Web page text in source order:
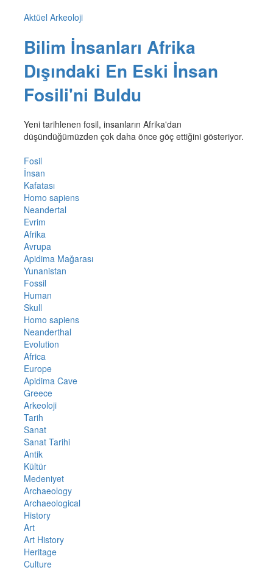
Aktüel Arkeoloji
Bilim İnsanları Afrika
Dışındaki En Eski İnsan
Fosili'ni Buldu
Yeni tarihlenen fosil, insanların Afrika'dan
düşündüğümüzden çok daha önce göç ettiğini gösteriyor.
Fosil
İnsan
Kafatası
Homo sapiens
Neandertal
Evrim
Afrika
Avrupa
Apidima Mağarası
Yunanistan
Fossil
Human
Skull
Homo sapiens
Neanderthal
Evolution
Africa
Europe
Apidima Cave
Greece
Arkeoloji
Tarih
Sanat
Sanat Tarihi
Antik
Kültür
Medeniyet
Archaeology
Archaeological
History
Art
Art History
Heritage
Culture